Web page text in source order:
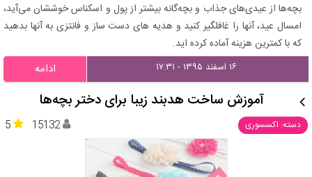
بچه‌ها از عیدی‌های جذاب و بچه‌گانه بیشتر از پول و اسکناس خوششان می‌آید،
امسال عید، آنها را غافلگیر کنید و هدیه های دست ساز و فانتزی به آنها بدهید
که با کمترین هزینه آماده کرده اید.
۱۶ اسفند ۱۳۹۵ - ۱۷:۳۱ ادامه
آموزش ساخت هدبند زیبا برای دختر بچه‌ها
دسته: اکسسوری 5 15132